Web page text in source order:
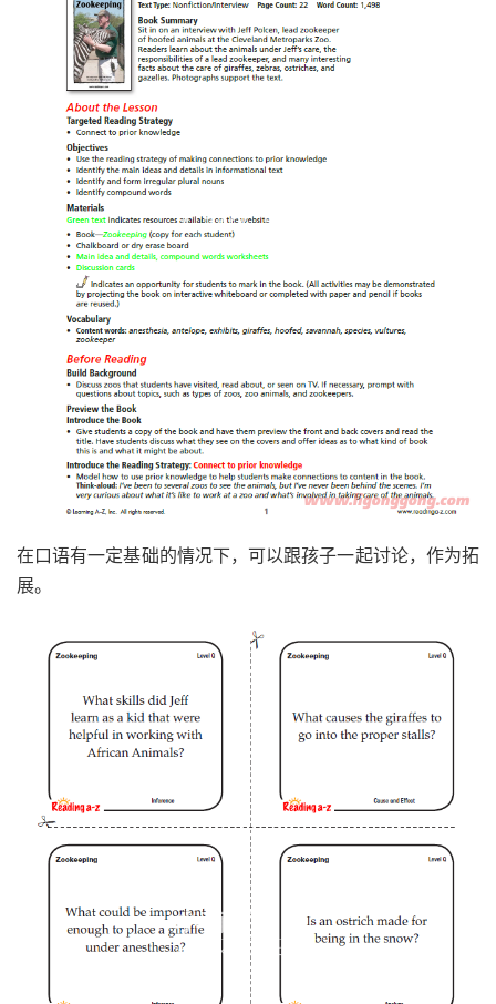
在口语有一定基础的情况下，可以跟孩子一起讨论，作为拓
展。